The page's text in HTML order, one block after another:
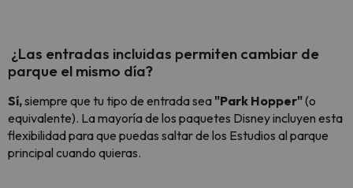
¿Las entradas incluidas permiten cambiar de
parque el mismo día?
Sí,siempre que tu tipo de entrada sea "Park Hopper"(o
equivalente). La mayoría de los paquetes Disney incluyen esta
flexibilidad para que puedas saltar de los Estudios al parque
principal cuando quieras.